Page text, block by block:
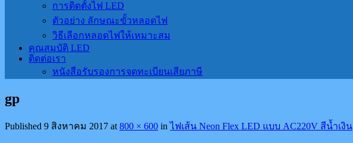
การติดตั้งไฟ LED
ตัวอย่าง ลักษณะขั้วหลอดไฟ
วิธีเลือกหลอดไฟให้เหมาะสม
คุณสมบัติ LED
ติดต่อเรา
หนังสือรับรองการจดทะเบียนเสียภาษี
gp
Published 9 สิงหาคม 2017 at 800 × 600 inไฟเส้น Neon Flex LED แบบ AC220V สีนํ้าเงิน